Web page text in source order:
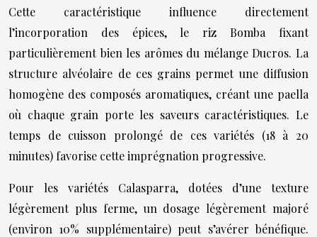
Cette caractéristique influence directement
l’incorporation des épices, le riz Bomba fixant
particulièrement bien les arômes du mélange Ducros. La
structure alvéolaire de ces grains permet une diffusion
homogène des composés aromatiques, créant une paella
où chaque grain porte les saveurs caractéristiques. Le
temps de cuisson prolongé de ces variétés (18 à 20
minutes) favorise cette imprégnation progressive.
Pour les variétés Calasparra, dotées d’une texture
légèrement plus ferme, un dosage légèrement majoré
(environ 10% supplémentaire) peut s’avérer bénéfique.